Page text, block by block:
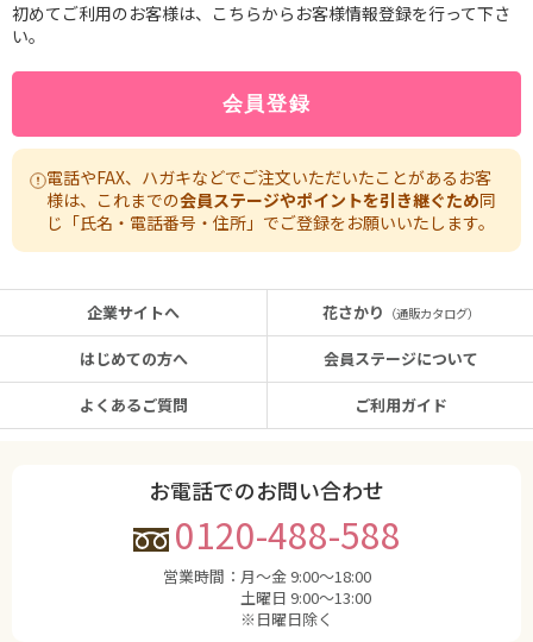
初めてご利用のお客様は、こちらからお客様情報登録を行って下さ
い。
電話やFAX、ハガキなどでご注文いただいたことがあるお客
様は、これまでの会員ステージやポイントを引き継ぐため同
じ「氏名・電話番号・住所」でご登録をお願いいたします。
企業サイトへ
はじめての方へ
よくあるご質問
花さかり （通販カタログ）
会員ステージについて
ご利用ガイド
お電話でのお問い合わせ
0120-488-588
営業時間： 月〜金 9:00〜18:00
土曜日 9:00〜13:00
※日曜日除く